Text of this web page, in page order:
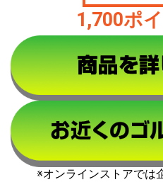
1,700ポ
※オンラインストアでは